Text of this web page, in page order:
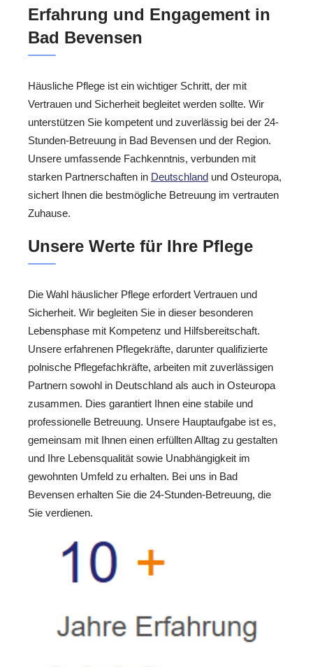
Erfahrung und Engagement in
Bad Bevensen
Häusliche Pflege ist ein wichtiger Schritt, der mit
Vertrauen und Sicherheit begleitet werden sollte. Wir
unterstützen Sie kompetent und zuverlässig bei der 24-
Stunden-Betreuung in Bad Bevensen und der Region.
Unsere umfassende Fachkenntnis, verbunden mit
starken Partnerschaften in Deutschland und Osteuropa,
sichert Ihnen die bestmögliche Betreuung im vertrauten
Zuhause.
Unsere Werte für Ihre Pflege
Die Wahl häuslicher Pflege erfordert Vertrauen und
Sicherheit. Wir begleiten Sie in dieser besonderen
Lebensphase mit Kompetenz und Hilfsbereitschaft.
Unsere erfahrenen Pflegekräfte, darunter qualifizierte
polnische Pflegefachkräfte, arbeiten mit zuverlässigen
Partnern sowohl in Deutschland als auch in Osteuropa
zusammen. Dies garantiert Ihnen eine stabile und
professionelle Betreuung. Unsere Hauptaufgabe ist es,
gemeinsam mit Ihnen einen erfüllten Alltag zu gestalten
und Ihre Lebensqualität sowie Unabhängigkeit im
gewohnten Umfeld zu erhalten. Bei uns in Bad
Bevensen erhalten Sie die 24-Stunden-Betreuung, die
Sie verdienen.